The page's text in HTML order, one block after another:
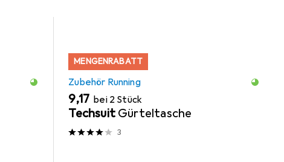
MENGENRABATT
Zubehör Running
EUR
9,17 bei 2 Stück
Techsuit Gürteltasche
3